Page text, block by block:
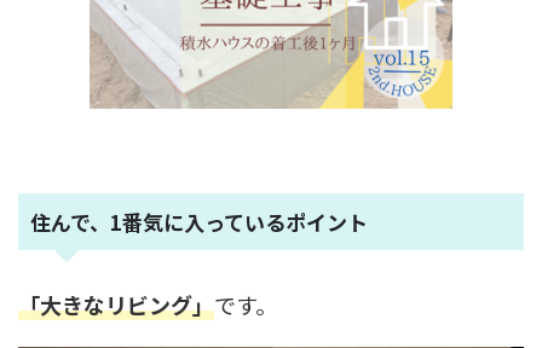
住んで、1番気に入っているポイント
「大きなリビング」です。